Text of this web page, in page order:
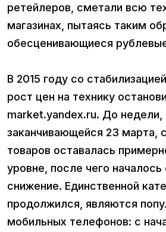
ретейлеров, сметали всю
магазинах, пытаясь таким
обесценивающиеся
В 2015 году со
рост цен на технику
market.yandex.ru. До недели,
заканчивающейся 23 марта,
товаров оставалась
уровне, после чего началось
снижение. Единственной
продолжился, являются
мобильных телефонов: с